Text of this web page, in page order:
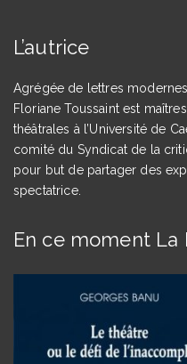
L’autrice
Agrégée de lettres
Floriane Toussaint est
théâtrales à l’Université de
comité du Syndicat de la
pour but de partager des
spectatrice.
En ce moment La